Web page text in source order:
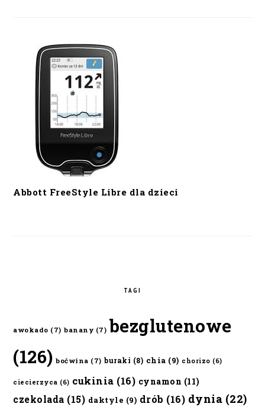
Abbott FreeStyle Libre dla dzieci
TAGI
awokado (7) banany (7) bezglutenowe
(126) boćwina (7) buraki (8) chia (9) chorizo (6)
ciecierzyca (6) cukinia (16) cynamon (11)
czekolada (15) daktyle (9) drób (16) dynia (22)